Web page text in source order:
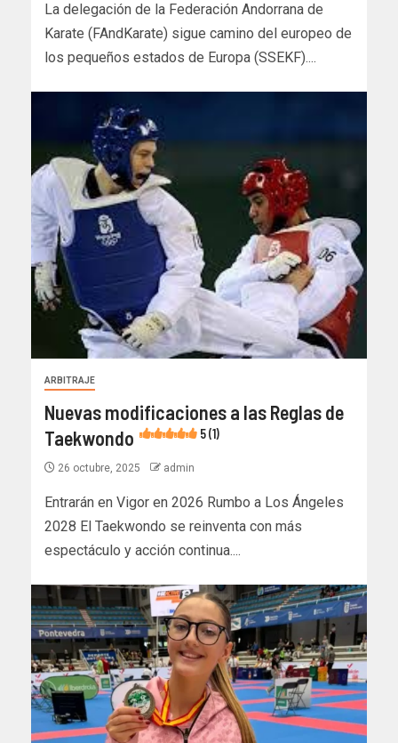
La delegación de la Federación Andorrana de
Karate (FAndKarate) sigue camino del europeo de
los pequeños estados de Europa (SSEKF)....
ARBITRAJE
Nuevas modificaciones a las Reglas de
Taekwondo
5 (1)
26 octubre, 2025 admin
Entrarán en Vigor en 2026 Rumbo a Los Ángeles
2028 El Taekwondo se reinventa con más
espectáculo y acción continua....